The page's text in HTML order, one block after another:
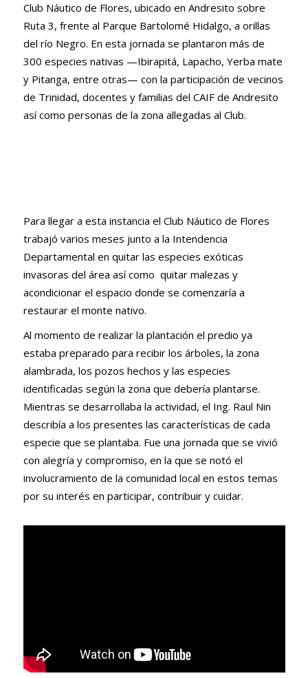
Club Náutico de Flores, ubicado en Andresito sobre
Ruta 3, frente al Parque Bartolomé Hidalgo, a orillas
del río Negro. En esta jornada se plantaron más de
300 especies nativas —Ibirapitá, Lapacho, Yerba mate
y Pitanga, entre otras— con la participación de vecinos
de Trinidad, docentes y familias del CAIF de Andresito
así como personas de la zona allegadas al Club.
Para llegar a esta instancia el Club Náutico de Flores
trabajó varios meses junto a la Intendencia
Departamental en quitar las especies exóticas
invasoras del área así como quitar malezas y
acondicionar el espacio donde se comenzaría a
restaurar el monte nativo.
Al momento de realizar la plantación el predio ya
estaba preparado para recibir los árboles, la zona
alambrada, los pozos hechos y las especies
identificadas según la zona que debería plantarse.
Mientras se desarrollaba la actividad, el Ing. Raul Nin
describía a los presentes las características de cada
especie que se plantaba. Fue una jornada que se vivió
con alegría y compromiso, en la que se notó el
involucramiento de la comunidad local en estos temas
por su interés en participar, contribuir y cuidar.